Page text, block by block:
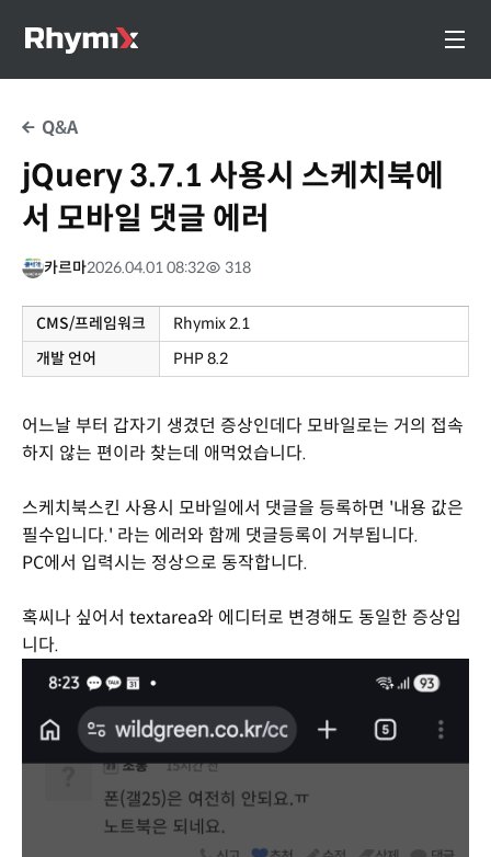
Q&A
jQuery 3.7.1 사용시 스케치북에
서 모바일 댓글 에러
카르마2026.04.01 08:32 318
CMS/프레임워크
Rhymix 2.1
개발 언어
PHP 8.2
어느날 부터 갑자기 생겼던 증상인데다 모바일로는 거의 접속
하지 않는 편이라 찾는데 애먹었습니다.
스케치북스킨 사용시 모바일에서 댓글을 등록하면 '내용 값은
필수입니다.' 라는 에러와 함께 댓글등록이 거부됩니다.
PC에서 입력시는 정상으로 동작합니다.
혹씨나 싶어서 textarea와 에디터로 변경해도 동일한 증상입
니다.